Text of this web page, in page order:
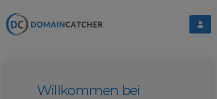
Willkommen bei